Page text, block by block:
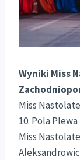
Wyniki Miss
Miss
10. Pola
Miss